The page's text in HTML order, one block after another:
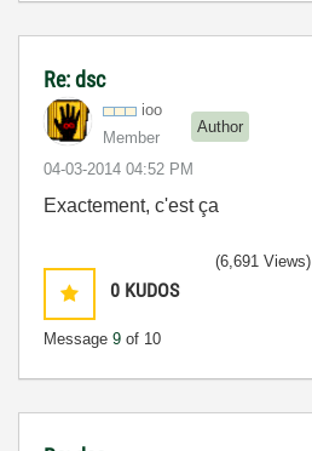
Re: dsc
ioo
Member
Author
‎04-03-2014 04:52 PM
Exactement, c'est ça
0 KUDOS
Message 9 of 10
(6,691 Views)